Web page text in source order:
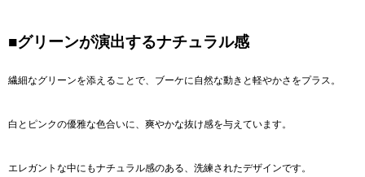
■グリーンが演出するナチュラル感
繊細なグリーンを添えることで、ブーケに自然な動きと軽やかさをプラス。
白とピンクの優雅な色合いに、爽やかな抜け感を与えています。
エレガントな中にもナチュラル感のある、洗練されたデザインです。